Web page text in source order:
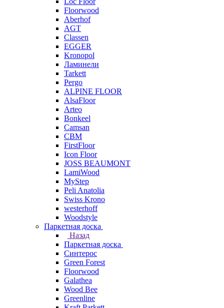
Floorwood
Aberhof
AGT
Classen
EGGER
Kronopol
Ламинели
Tarkett
Pergo
ALPINE FLOOR
AlsaFloor
Arteo
Bonkeel
Camsan
CBM
FirstFloor
Icon Floor
JOSS BEAUMONT
LamiWood
MyStep
Peli Anatolia
Swiss Krono
westerhoff
Woodstyle
Паркетная доска
Назад
Паркетная доска
Синтерос
Green Forest
Floorwood
Galathea
Wood Bee
Greenline